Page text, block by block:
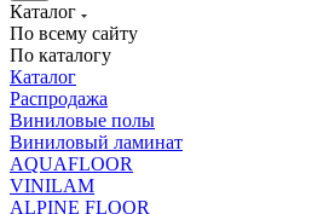
Каталог
По всему сайту
По каталогу
Каталог
Распродажа
Виниловые полы
Виниловый ламинат
AQUAFLOOR
VINILAM
ALPINE FLOOR